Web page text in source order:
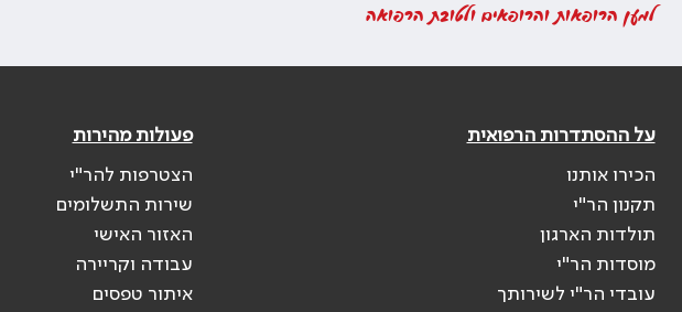
למען הרופאות והרופאים ולטובת הרפואה
על ההסתדרות הרפואית
הכירו אותנו
תקנון הר"י
תולדות הארגון
מוסדות הר"י
עובדי הר"י לשירותך
פעולות מהירות
הצטרפות להר"י
שירות התשלומים
האזור האישי
עבודה וקריירה
איתור טפסים